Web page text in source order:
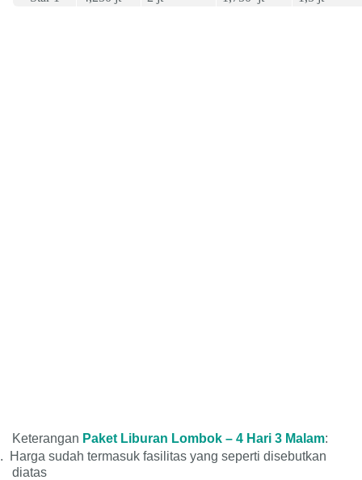
Keterangan Paket Liburan Lombok – 4 Hari 3 Malam:
Harga sudah termasuk fasilitas yang seperti disebutkan
diatas